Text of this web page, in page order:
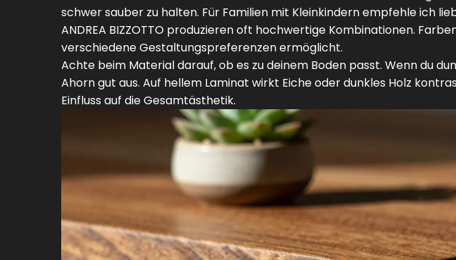
schwer sauber zu halten. Für Familien mit Kleinkindern empfehle ich
ANDREA BIZZOTTO produzieren oft hochwertige Kombinationen.
verschiedene Gestaltungspreferenzen ermöglicht.
Achte beim Material darauf, ob es zu deinem Boden passt. Wenn du
Ahorn gut aus. Auf hellem Laminat wirkt Eiche oder dunkles Holz
Einfluss auf die Gesamtästhetik.